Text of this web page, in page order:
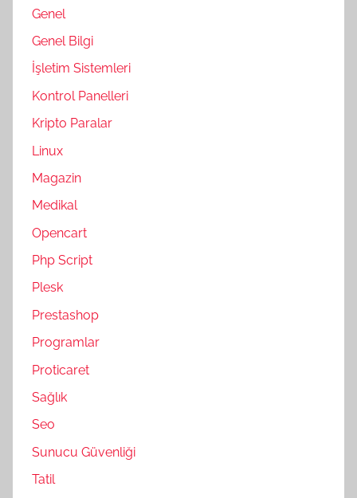
Genel
Genel Bilgi
İşletim Sistemleri
Kontrol Panelleri
Kripto Paralar
Linux
Magazin
Medikal
Opencart
Php Script
Plesk
Prestashop
Programlar
Proticaret
Sağlık
Seo
Sunucu Güvenliği
Tatil